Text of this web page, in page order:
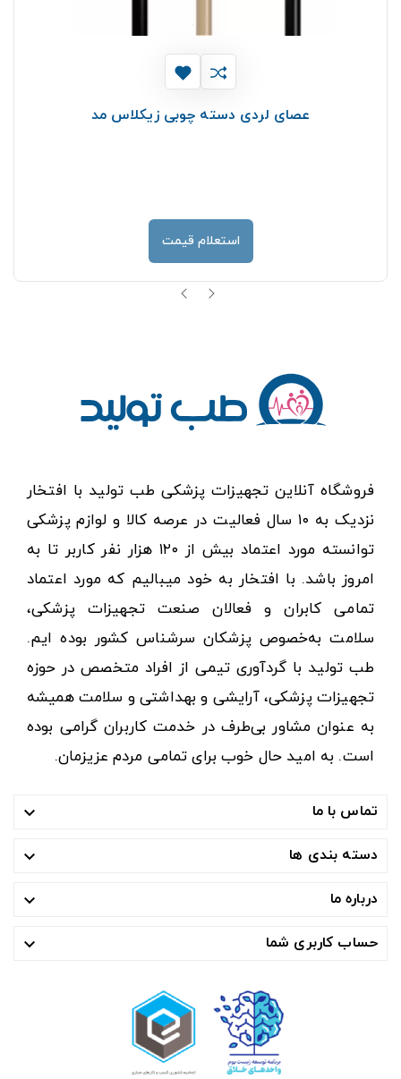
عصای لردی دسته چوبی زیکلاس مد
استعلام قیمت
فروشگاه آنلاین تجهیزات پزشکی طب تولید با افتخار
نزدیک به ۱۰ سال فعالیت در عرصه کالا و لوازم پزشکی
توانسته مورد اعتماد بیش از ۱۲۰ هزار نفر کاربر تا به
امروز باشد. با افتخار به خود میبالیم که مورد اعتماد
تمامی کابران و فعالان صنعت تجهیزات پزشکی،
سلامت به‌خصوص پزشکان سرشناس کشور بوده ایم.
طب تولید با گردآوری تیمی از افراد متخصص در حوزه
تجهیزات پزشکی، آرایشی و بهداشتی و سلامت همیشه
به عنوان مشاور بی‌طرف در خدمت کاربران گرامی بوده
است. به امید حال خوب برای تمامی مردم عزیزمان.
تماس با ما 
دسته بندی ها 
درباره ما 
حساب کاربری شما 